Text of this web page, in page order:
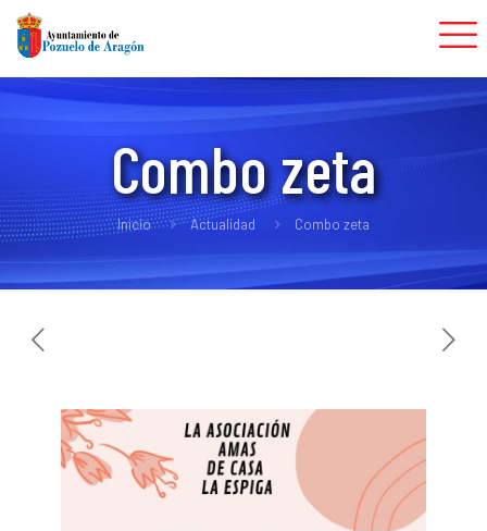
Combo zeta
Inicio Actualidad Combo zeta